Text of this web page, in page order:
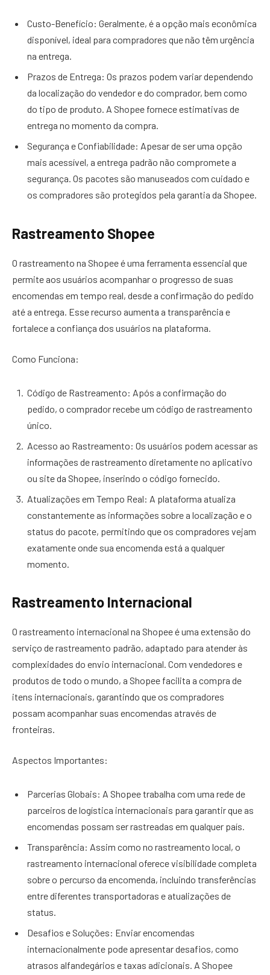
Custo-Benefício: Geralmente, é a opção mais econômica
disponível, ideal para compradores que não têm urgência
na entrega.
Prazos de Entrega: Os prazos podem variar dependendo
da localização do vendedor e do comprador, bem como
do tipo de produto. A Shopee fornece estimativas de
entrega no momento da compra.
Segurança e Confiabilidade: Apesar de ser uma opção
mais acessível, a entrega padrão não compromete a
segurança. Os pacotes são manuseados com cuidado e
os compradores são protegidos pela garantia da Shopee.
Rastreamento Shopee
O rastreamento na Shopee é uma ferramenta essencial que
permite aos usuários acompanhar o progresso de suas
encomendas em tempo real, desde a confirmação do pedido
até a entrega. Esse recurso aumenta a transparência e
fortalece a confiança dos usuários na plataforma.
Como Funciona:
Código de Rastreamento: Após a confirmação do
pedido, o comprador recebe um código de rastreamento
único.
Acesso ao Rastreamento: Os usuários podem acessar as
informações de rastreamento diretamente no aplicativo
ou site da Shopee, inserindo o código fornecido.
Atualizações em Tempo Real: A plataforma atualiza
constantemente as informações sobre a localização e o
status do pacote, permitindo que os compradores vejam
exatamente onde sua encomenda está a qualquer
momento.
Rastreamento Internacional
O rastreamento internacional na Shopee é uma extensão do
serviço de rastreamento padrão, adaptado para atender às
complexidades do envio internacional. Com vendedores e
produtos de todo o mundo, a Shopee facilita a compra de
itens internacionais, garantindo que os compradores
possam acompanhar suas encomendas através de
fronteiras.
Aspectos Importantes:
Parcerias Globais: A Shopee trabalha com uma rede de
parceiros de logística internacionais para garantir que as
encomendas possam ser rastreadas em qualquer país.
Transparência: Assim como no rastreamento local, o
rastreamento internacional oferece visibilidade completa
sobre o percurso da encomenda, incluindo transferências
entre diferentes transportadoras e atualizações de
status.
Desafios e Soluções: Enviar encomendas
internacionalmente pode apresentar desafios, como
atrasos alfandegários e taxas adicionais. A Shopee